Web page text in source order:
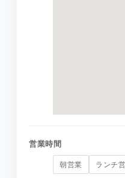
営業時間
朝営業 ランチ